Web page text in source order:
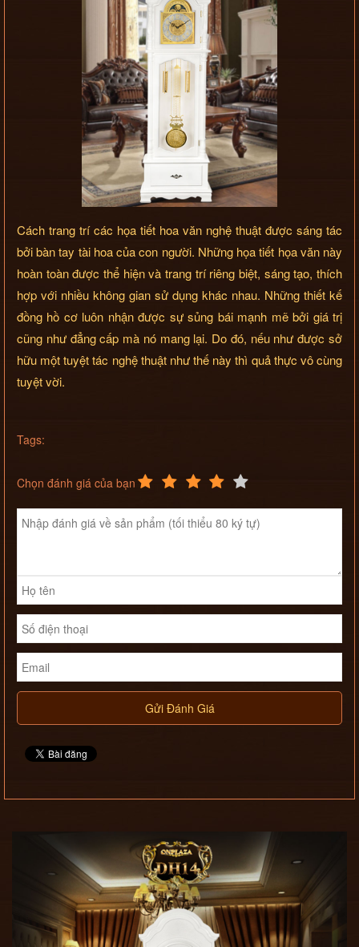
Cách trang trí các họa tiết hoa văn nghệ thuật được sáng tác
bởi bàn tay tài hoa của con người. Những họa tiết họa văn này
hoàn toàn được thể hiện và trang trí riêng biệt, sáng tạo, thích
hợp với nhiều không gian sử dụng khác nhau. Những thiết kế
đồng hồ cơ luôn nhận được sự sủng bái mạnh mẽ bởi giá trị
cũng như đẳng cấp mà nó mang lại. Do đó, nếu như được sở
hữu một tuyệt tác nghệ thuật như thế này thì quả thực vô cùng
tuyệt vời.
Tags:
Chọn đánh giá của bạn
Gửi Đánh Giá